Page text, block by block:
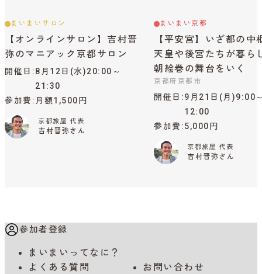
まいまいサロン
【オンラインサロン】吉村晋
弥のマニアック京都サロン
開催日
8月12日(水)20:00～
21:30
参加費
月額1,500円
京都旅屋 代表
吉村晋弥さん
まいまい京都
【平安宮】いざ都の中
天皇や後宮たちが暮ら
朝絵巻の舞台をいく
京都府京都市
開催日
9月21日(月)9:00
12:00
参加費 5,000円
京都旅屋 代表
吉村晋弥さん
参加者登録
まいまいってなに？
よくある質問
お問い合わせ